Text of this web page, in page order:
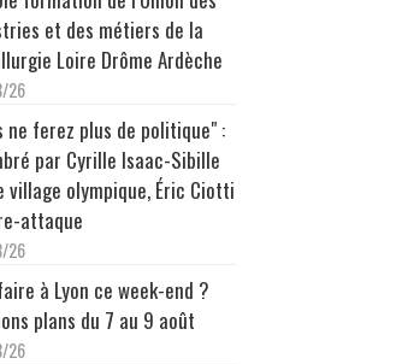
et des métiers de la
Loire Drôme Ardèche
26
ne ferez plus de politique" :
par Cyrille Isaac-Sibille
village olympique, Éric Ciotti
attaque
26
à Lyon ce week-end ?
plans du 7 au 9 août
26